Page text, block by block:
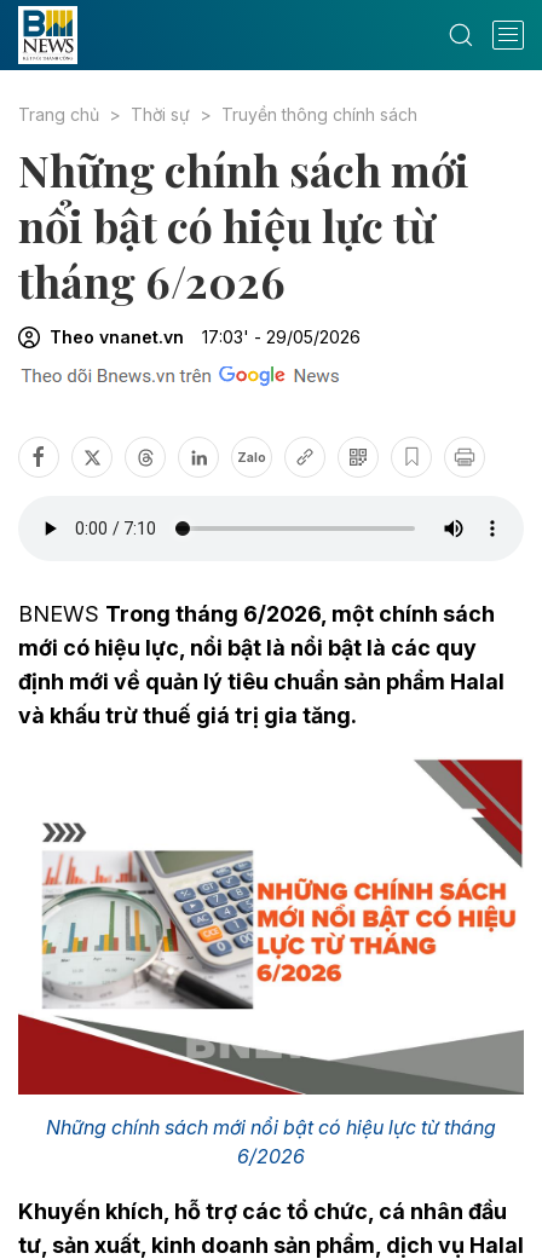
Trang chủ Thời sự Truyền thông chính sách
Những chính sách mới
nổi bật có hiệu lực từ
tháng 6/2026
Theo vnanet.vn 17:03' - 29/05/2026
Zalo
BNEWS Trong tháng 6/2026, một chính sách
mới có hiệu lực, nổi bật là nổi bật là các quy
định mới về quản lý tiêu chuẩn sản phẩm Halal
và khấu trừ thuế giá trị gia tăng.
Những chính sách mới nổi bật có hiệu lực từ tháng
6/2026
Khuyến khích, hỗ trợ các tổ chức, cá nhân đầu
tư, sản xuất, kinh doanh sản phẩm, dịch vụ Halal